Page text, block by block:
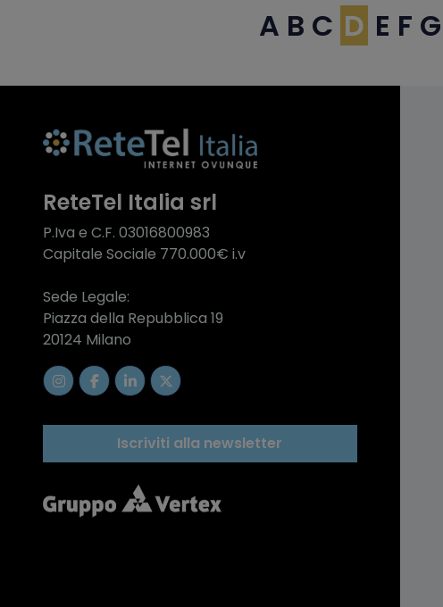
A B C D E F G
ReteTel Italia srl
P.Iva e C.F. 03016800983
Capitale Sociale 770.000€ i.v
Sede Legale:
Piazza della Repubblica 19
20124 Milano
Iscriviti alla newsletter